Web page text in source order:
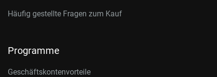
Häufig gestellte Fragen zum Kauf
Programme
Geschäftskontenvorteile